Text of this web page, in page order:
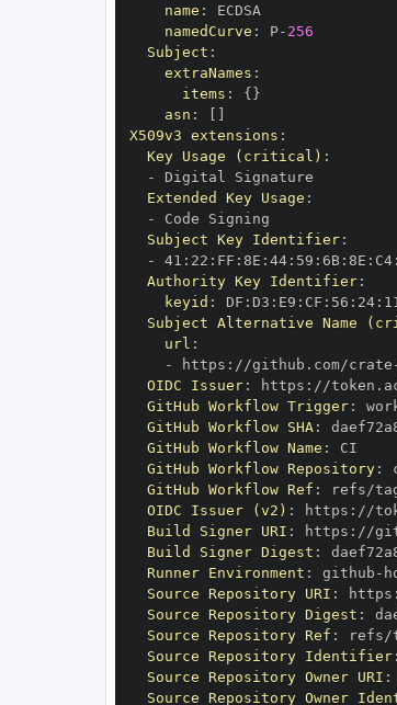
name :
namedCurve : P- 256
Subject :
extraNames :
items : { }
asn :
X509v3 extensions :
Key Usage (critical) :
-
Extended Key Usage :
-
Subject Key Identifier:
-
41 : 22 : FF : 8E : 44: 59 : 6B: 8E : C4:
Authority Key Identifier:
keyid : DF : D3 : E9 : CF : 56 : 24: 11
Subject Alternative Name
url :
-
https : //github.com/crate
OIDC Issuer: https :
GitHub Workflow Trigger:
GitHub Workflow SHA:
GitHub Workflow Name :
GitHub Workflow Repository:
GitHub Workflow Ref :
OIDC Issuer (v2) : https :
Build Signer URI : https : //
Build Signer Digest :
Runner Environment : github -
Source Repository URI : https :
Source Repository Digest :
Source Repository Ref :
Source Repository Identifier:
Source Repository Owner URI :
Source Repository Owner